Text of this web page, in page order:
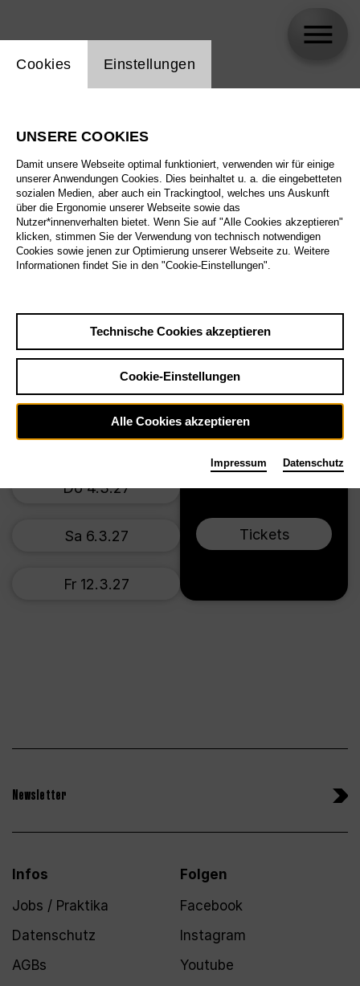
Biographie
Spielplan
Carmen
So 4.10.26,16:00
Preise ab € 28,00
Großes Haus
Tickets
So 4.10.26
Mi 21.10.26
So 25.10.26
Do 4.3.27
Sa 6.3.27
Fr 12.3.27
Newsletter
Infos
Jobs / Praktika
Datenschutz
AGBs
Folgen
Facebook
Instagram
Youtube
Einstellung Website Cookie
Cookies Einstellungen
UNSERE COOKIES
Damit unsere Webseite optimal funktioniert, verwenden wir für einige
unserer Anwendungen Cookies. Dies beinhaltet u. a. die eingebetteten
sozialen Medien, aber auch ein Trackingtool, welches uns Auskunft
über die Ergonomie unserer Webseite sowie das
Nutzer*innenverhalten bietet. Wenn Sie auf "Alle Cookies akzeptieren"
klicken, stimmen Sie der Verwendung von technisch notwendigen
Cookies sowie jenen zur Optimierung unserer Webseite zu. Weitere
Informationen findet Sie in den "Cookie-Einstellungen".
Technische Cookies akzeptieren
Cookie-Einstellungen
Alle Cookies akzeptieren
Impressum Datenschutz